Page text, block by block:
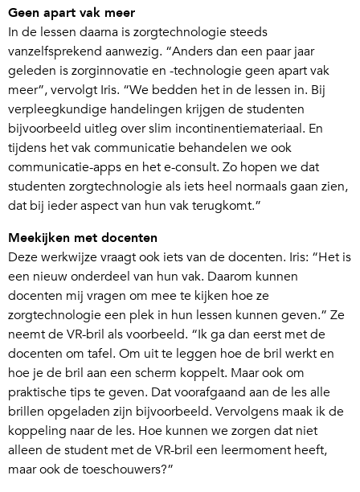
Geen apart vak meer
In de lessen daarna is zorgtechnologie steeds
vanzelfsprekend aanwezig. “Anders dan een paar jaar
geleden is zorginnovatie en -technologie geen apart vak
meer”, vervolgt Iris. “We bedden het in de lessen in. Bij
verpleegkundige handelingen krijgen de studenten
bijvoorbeeld uitleg over slim incontinentiemateriaal. En
tijdens het vak communicatie behandelen we ook
communicatie-apps en het e-consult. Zo hopen we dat
studenten zorgtechnologie als iets heel normaals gaan zien,
dat bij ieder aspect van hun vak terugkomt.”
Meekijken met docenten
Deze werkwijze vraagt ook iets van de docenten. Iris: “Het is
een nieuw onderdeel van hun vak. Daarom kunnen
docenten mij vragen om mee te kijken hoe ze
zorgtechnologie een plek in hun lessen kunnen geven.” Ze
neemt de VR-bril als voorbeeld. “Ik ga dan eerst met de
docenten om tafel. Om uit te leggen hoe de bril werkt en
hoe je de bril aan een scherm koppelt. Maar ook om
praktische tips te geven. Dat voorafgaand aan de les alle
brillen opgeladen zijn bijvoorbeeld. Vervolgens maak ik de
koppeling naar de les. Hoe kunnen we zorgen dat niet
alleen de student met de VR-bril een leermoment heeft,
maar ook de toeschouwers?”